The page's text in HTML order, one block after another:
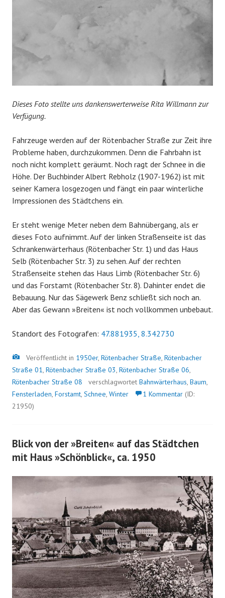
Dieses Foto stellte uns dankenswerterweise Rita Willmann zur
Verfügung.
Fahrzeuge werden auf der Rötenbacher Straße zur Zeit ihre
Probleme haben, durchzukommen. Denn die Fahrbahn ist
noch nicht komplett geräumt. Noch ragt der Schnee in die
Höhe. Der Buchbinder Albert Rebholz (1907-1962) ist mit
seiner Kamera losgezogen und fängt ein paar winterliche
Impressionen des Städtchens ein.
Er steht wenige Meter neben dem Bahnübergang, als er
dieses Foto aufnimmt. Auf der linken Straßenseite ist das
Schrankenwärterhaus (Rötenbacher Str. 1) und das Haus
Selb (Rötenbacher Str. 3) zu sehen. Auf der rechten
Straßenseite stehen das Haus Limb (Rötenbacher Str. 6)
und das Forstamt (Rötenbacher Str. 8). Dahinter endet die
Bebauung. Nur das Sägewerk Benz schließt sich noch an.
Aber das Gewann »Breiten« ist noch vollkommen unbebaut.
Standort des Fotografen: 47.881935, 8.342730
Bild
Veröffentlicht in 1950er, Rötenbacher Straße, Rötenbacher
Straße 01, Rötenbacher Straße 03, Rötenbacher Straße 06,
Rötenbacher Straße 08
verschlagwortet Bahnwärterhaus, Baum,
Fensterladen, Forstamt, Schnee, Winter 1 Kommentar (ID:
21950)
Blick von der »Breiten« auf das Städtchen
mit Haus »Schönblick«, ca. 1950